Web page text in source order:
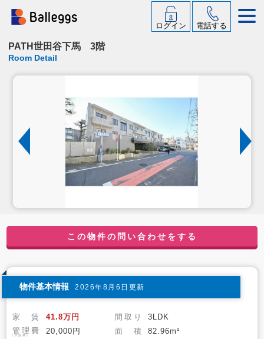
ログイン 電話する
PATH世田谷下馬 3階
Room Detail
この物件の問い合わせをする
物件基本情報 2026年8月6日更新
家 賃 41.8万円 間取り
3LDK
管理費
(共益費) 20,000円 面 積
82.96m²